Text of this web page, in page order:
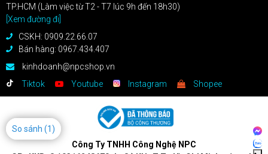
TP.HCM (Làm việc từ T2 - T7 lúc 9h đến 18h30)
[Xem đường đi]
CSKH: 0909.22.66.07
Bán hàng: 0967.434.407
kinhdoanh@npcshop.vn
Tiktok
Youtube Instagram Shopee
Công Ty TNHH Công Nghệ NPC
So sánh (1)